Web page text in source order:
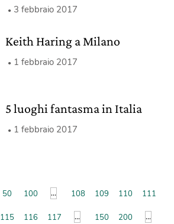
3 febbraio 2017
Keith Haring a Milano
1 febbraio 2017
5 luoghi fantasma in Italia
1 febbraio 2017
50 100 ... 108 109 110 111
115 116 117 ... 150 200 ...